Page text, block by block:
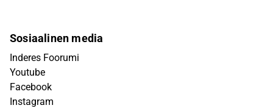
Sosiaalinen media
Inderes Foorumi
Youtube
Facebook
Instagram